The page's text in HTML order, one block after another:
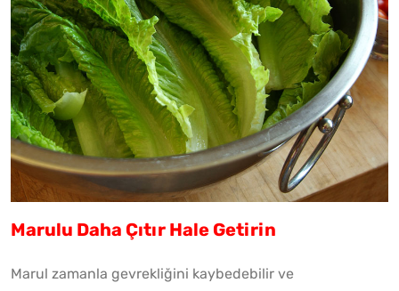
Marulu Daha Çıtır Hale Getirin
Marul zamanla gevrekliğini kaybedebilir ve